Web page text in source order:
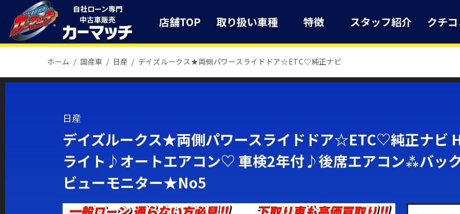
自社ローン専門
中古車販売
店舗TOP 取り扱い車種 特徴 スタッフ紹介 クチ
ホーム 国産車 日産 デイズルークス★両側パワースライドドア☆ETC♡純正ナビ
日産
デイズルークス★両側パワースライドドア☆ETC♡純正ナビ
ライト♪オートエアコン♡ 車検2年付♪後席エアコン⁂バッ
ビューモニター★No5